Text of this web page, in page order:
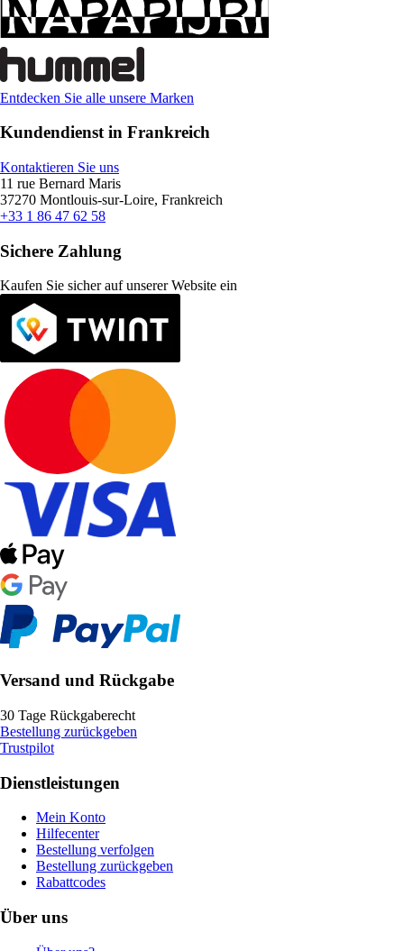
Entdecken Sie alle unsere Marken
Kundendienst in Frankreich
Kontaktieren Sie uns
11 rue Bernard Maris
37270 Montlouis-sur-Loire, Frankreich
+33 1 86 47 62 58
Sichere Zahlung
Kaufen Sie sicher auf unserer Website ein
Versand und Rückgabe
30 Tage Rückgaberecht
Bestellung zurückgeben
Trustpilot
Dienstleistungen
Mein Konto
Hilfecenter
Bestellung verfolgen
Bestellung zurückgeben
Rabattcodes
Über uns